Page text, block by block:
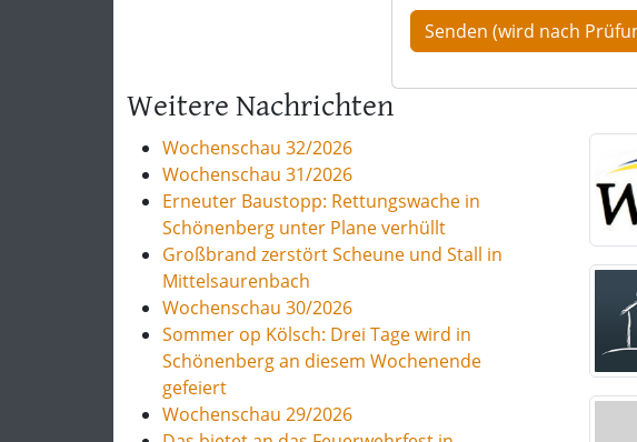
Weitere Nachrichten
Wochenschau 32/2026
Wochenschau 31/2026
Erneuter Baustopp: Rettungswache in
Schönenberg unter Plane verhüllt
Großbrand zerstört Scheune und Stall in
Mittelsaurenbach
Wochenschau 30/2026
Sommer op Kölsch: Drei Tage wird in
Schönenberg an diesem Wochenende
gefeiert
Wochenschau 29/2026